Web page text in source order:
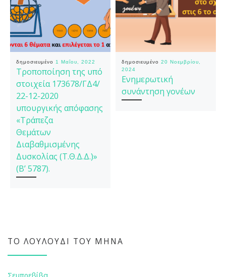
δημοσιευμένο 1 Μαΐου, 2022
Τροποποίηση της υπό
στοιχεία 173678/ΓΔ4/
22-12-2020
υπουργικής απόφασης
«Τράπεζα
Θεμάτων
Διαβαθμισμένης
Δυσκολίας (Τ.Θ.Δ.Δ.)»
(Β’ 5787).
δημοσιευμένο 20 Νοεμβρίου,
2024
Ενημερωτική
συνάντηση γονέων
ΤΟ ΛΟΥΛΟΎΔΙ ΤΟΥ ΜΉΝΑ